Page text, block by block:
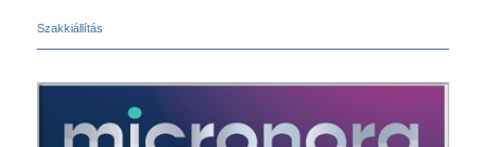
Szakkiállítás